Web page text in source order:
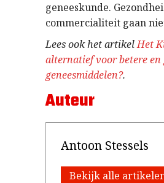
geneeskunde.
commercialiteit gaan
Lees ook het artikelHet
alternatief voor betere en
geneesmiddelen?.
Auteur
Antoon Stessels
Bekijk alle